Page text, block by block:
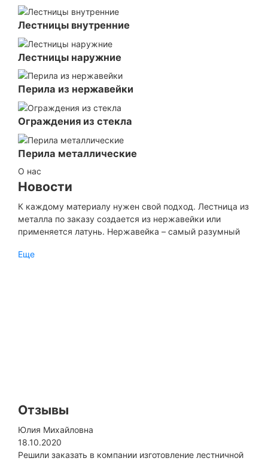
Лестницы внутренние
Лестницы наружние
Перила из нержавейки
Ограждения из стекла
Перила металлические
О нас
Новости
К каждому материалу нужен свой подход. Лестница из
металла по заказу создается из нержавейки или
применяется латунь. Нержавейка – самый разумный
конструкцию планируется использовать в местах
Еще
Отзывы
Юлия Михайловна
18.10.2020
Решили заказать в компании изготовление лестничной